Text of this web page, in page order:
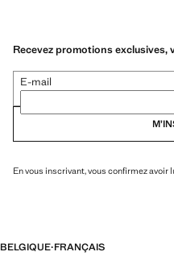
Recevez promotions exclusives,
E-mail
En vous inscrivant, vous confirmez avoir
BELGIQUE·FRANÇAIS